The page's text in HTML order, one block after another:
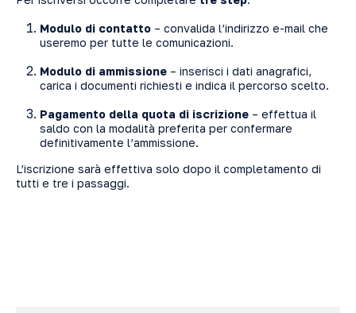
Modulo di contatto – convalida l’indirizzo e-mail che
useremo per tutte le comunicazioni.
Modulo di ammissione – inserisci i dati anagrafici,
carica i documenti richiesti e indica il percorso scelto.
Pagamento della quota di iscrizione – effettua il
saldo con la modalità preferita per confermare
definitivamente l’ammissione.
L’iscrizione sarà effettiva solo dopo il completamento di
tutti e tre i passaggi.